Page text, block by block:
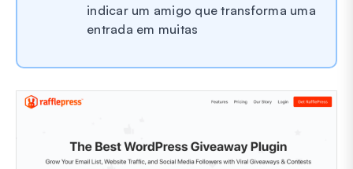
indicar um amigo que transforma uma
entrada em muitas